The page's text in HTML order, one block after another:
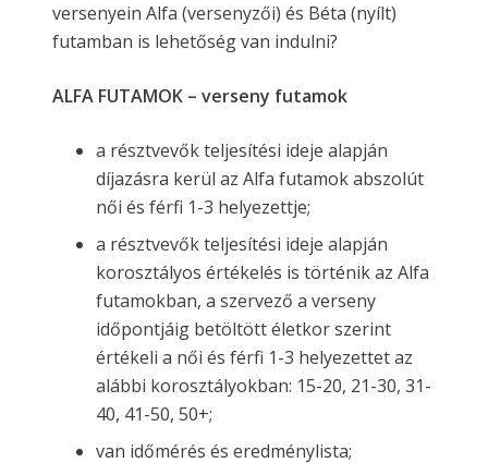
versenyein Alfa (versenyzői) és Béta (nyílt)
futamban is lehetőség van indulni?
ALFA FUTAMOK – verseny futamok
a résztvevők teljesítési ideje alapján
díjazásra kerül az Alfa futamok abszolút
női és férfi 1-3 helyezettje;
a résztvevők teljesítési ideje alapján
korosztályos értékelés is történik az Alfa
futamokban, a szervező a verseny
időpontjáig betöltött életkor szerint
értékeli a női és férfi 1-3 helyezettet az
alábbi korosztályokban: 15-20, 21-30, 31-
40, 41-50, 50+;
van időmérés és eredménylista;